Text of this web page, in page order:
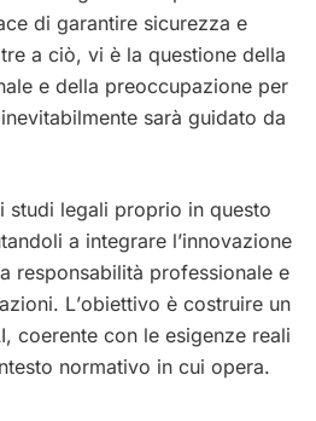
di garantire sicurezza e
a ciò, vi è la questione della
e della preoccupazione per
sarà guidato da
studi legali proprio in questo
a integrare l’innovazione
responsabilità professionale e
L’obiettivo è costruire un
coerente con le esigenze reali
normativo in cui opera.